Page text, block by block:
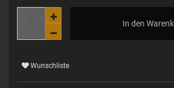
In den
Wunschliste